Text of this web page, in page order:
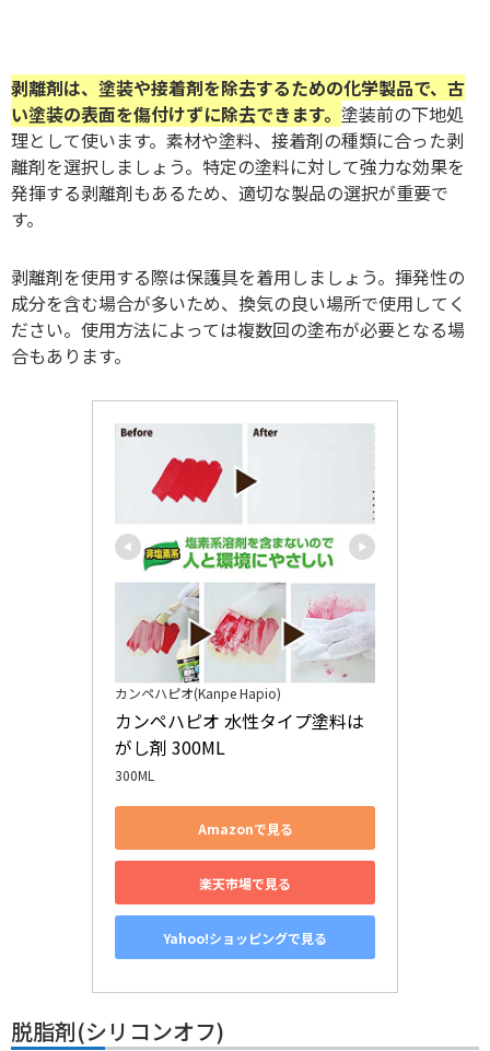
剥離剤は、塗装や接着剤を除去するための化学製品で、古
い塗装の表面を傷付けずに除去できます。 塗装前の下地処
理として使います。素材や塗料、接着剤の種類に合った剥
離剤を選択しましょう。特定の塗料に対して強力な効果を
発揮する剥離剤もあるため、適切な製品の選択が重要で
す。
剥離剤を使用する際は保護具を着用しましょう。揮発性の
成分を含む場合が多いため、換気の良い場所で使用してく
ださい。使用方法によっては複数回の塗布が必要となる場
合もあります。
カンペハピオ(Kanpe Hapio)
カンペハピオ 水性タイプ塗料は
がし剤 300ML
300ML
Amazonで見る
楽天市場で見る
Yahoo!ショッピングで見る
脱脂剤(シリコンオフ)